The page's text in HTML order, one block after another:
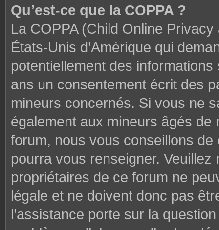
Qu’est-ce que la COPPA ?
La COPPA (Child Online
États-Unis d’Amérique qui
potentiellement des
ans un consentement écrit des
mineurs concernés. Si vous ne
également aux mineurs âgés
forum, nous vous conseillons
pourra vous renseigner.
propriétaires de ce forum ne
légale et ne doivent donc pas
l’assistance porte sur la